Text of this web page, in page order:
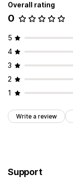
Overall rating
0
5
4
3
2
1
Write a review
Support